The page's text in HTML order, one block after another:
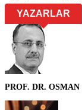
YAZARLAR
PROF. DR.